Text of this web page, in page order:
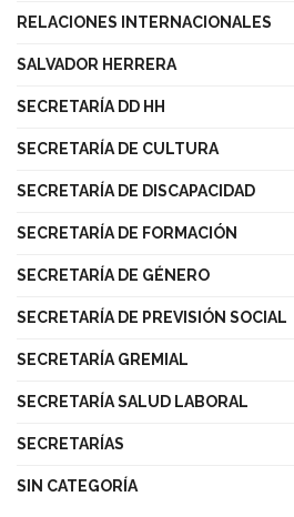
RELACIONES INTERNACIONALES
SALVADOR HERRERA
SECRETARÍA DD HH
SECRETARÍA DE CULTURA
SECRETARÍA DE DISCAPACIDAD
SECRETARÍA DE FORMACIÓN
SECRETARÍA DE GÉNERO
SECRETARÍA DE PREVISIÓN SOCIAL
SECRETARÍA GREMIAL
SECRETARÍA SALUD LABORAL
SECRETARÍAS
SIN CATEGORÍA